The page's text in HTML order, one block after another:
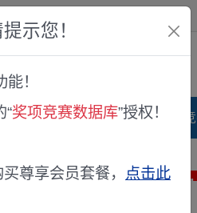
众版
库 项目指南库 奖项
示您！
！
“奖项竞赛数据库”授权！
尊享会员套餐， 点击此